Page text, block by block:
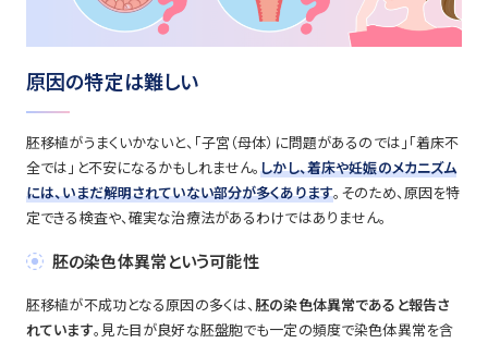
原因の特定は難しい
胚移植がうまくいかないと、「子宮（母体）に問題があるのでは」「着床不
全では」と不安になるかもしれません。しかし、着床や妊娠のメカニズム
には、いまだ解明されていない部分が多くあります。そのため、原因を特
定できる検査や、確実な治療法があるわけではありません。
胚の染色体異常という可能性
胚移植が不成功となる原因の多くは、胚の染色体異常であると報告さ
れています。見た目が良好な胚盤胞でも一定の頻度で染色体異常を含